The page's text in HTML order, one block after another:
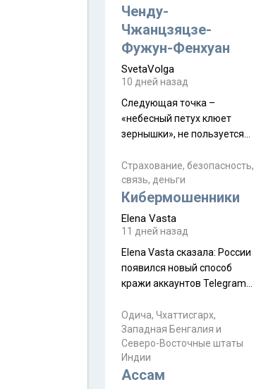
а продолжают встречаться
почти каждую неделю) и с
порога сообщил: "Эйтан
разводится!" Эйтан -
мальчик из религиозной
семьи, из тех, кого называют
"вязаные кипы". С 2022-го
Ченду-
Чжанцзяцзе-
Фужун-Фенхуан
SvetaVolga
10 дней назад
Следующая точка –
«небесный петух клюет
зернышки», не пользуется
заслужено, и чтобы попасть
на начало тропы показали
водителю карту, иначе
Пошли туда, потому что я
отзывов. По мне – сплошная
физуха, долгий спуск, потом
подъем по этому же пути.
Пока
Страхование, безопасность,
связь, деньги
Кибермошенники
Elena Vasta
11 дней назад
Elena Vasta сказалa: России
появился новый способ
кражи аккаунтов Telegram
Прочитайте! У моих двух
знакомых вот так увели
аккаунты
Одича, Чхаттисгарх,
Западная Бенгалия и
Северо-Восточные штаты
Индии
Ассам